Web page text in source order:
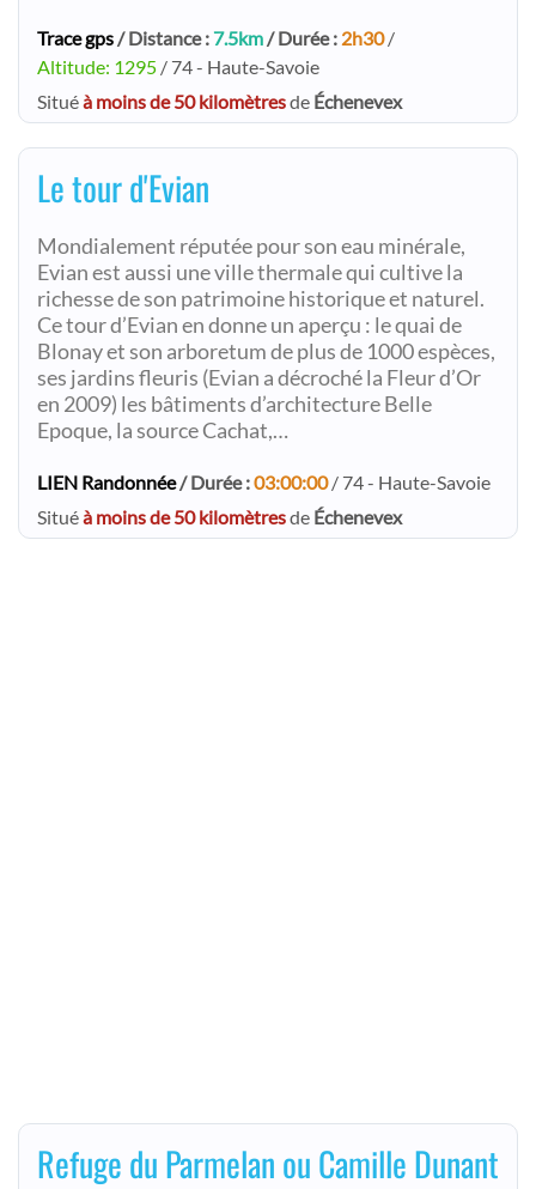
Trace gps / Distance : 7.5km / Durée : 2h30/
Altitude: 1295 / 74 - Haute-Savoie
Situéà moins de 50 kilomètresde Échenevex
Le tour d'Evian
Mondialement réputée pour son eau minérale,
Evian est aussi une ville thermale qui cultive la
richesse de son patrimoine historique et naturel.
Ce tour d’Evian en donne un aperçu : le quai de
Blonay et son arboretum de plus de 1000 espèces,
ses jardins fleuris (Evian a décroché la Fleur d’Or
en 2009) les bâtiments d’architecture Belle
Epoque, la source Cachat,…
LIEN Randonnée/ Durée :03:00:00/ 74 - Haute-Savoie
Situéà moins de 50 kilomètresde Échenevex
Refuge du Parmelan ou Camille Dunant